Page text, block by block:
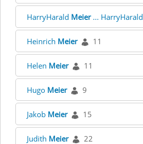
HarryHarald Meier... HarryHarald
Heinrich Meier 11
Helen Meier 11
Hugo Meier 9
Jakob Meier 15
Judith Meier 22